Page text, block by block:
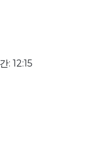
: 12:15